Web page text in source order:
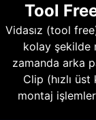
Tool
Vidasız (tool
kolay şekilde
zamanda arka
Clip (hızlı
montaj